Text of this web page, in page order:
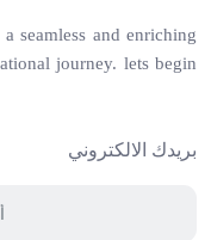
seamless and enriching
journey. lets begin!
بريدك الالكتروني